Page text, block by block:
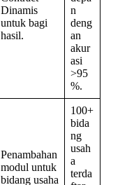
Dinamis
untuk bagi
hasil.
n
deng
an
akur
asi
>95
%.
Penambahan
modul untuk
bidang usaha
100+
bida
ng
usah
a
terda